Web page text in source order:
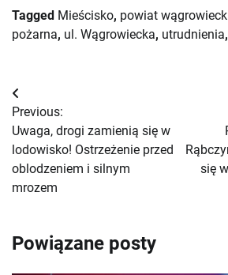
Tagged Mieścisko, powiat
pożarna, ul. Wągrowiecka, utrudnienia,
Nawigacja
wpisu
Previous:
Uwaga, drogi zamienią się w
lodowisko! Ostrzeżenie przed
oblodzeniem i silnym
mrozem
się
Powiązane posty